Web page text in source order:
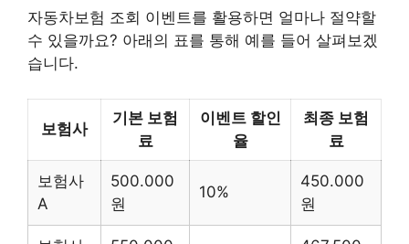
자동차보험 조회 이벤트를 활용하면 얼마나 절약할
수 있을까요? 아래의 표를 통해 예를 들어 살펴보겠
습니다.
보험사
기본 보험
료
이벤트 할인
율
최종 보험
료
보험사
A
500.000
원
10%
450.000
원